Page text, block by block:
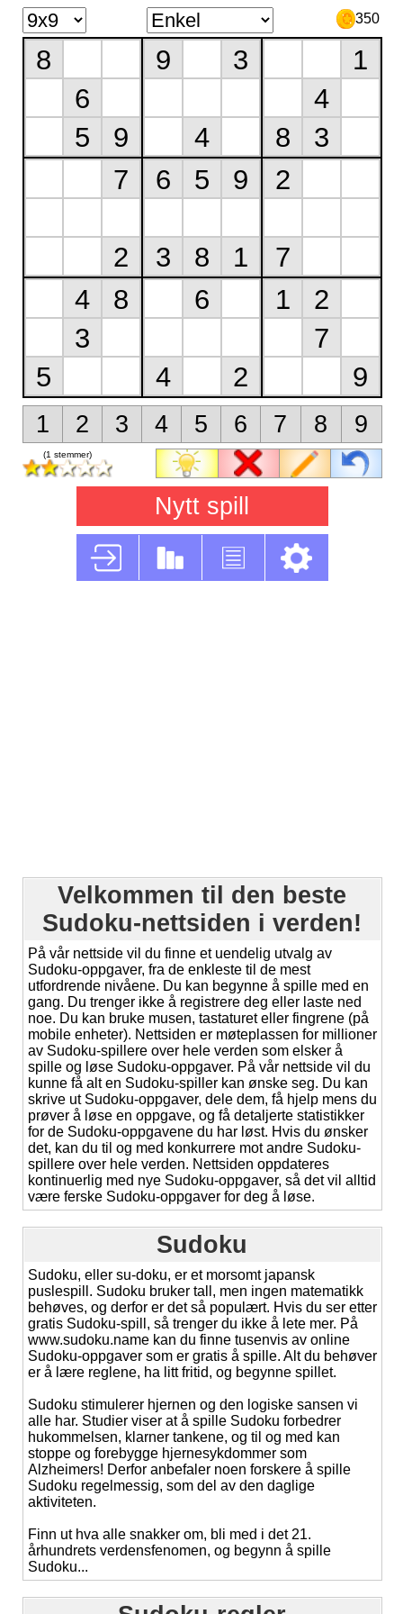
350
8
6
5
9
9 3
4
1
4
8
3
7
2
6 5 9
3 8 1
2
7
4
8
3
5
6
4 2
1
2
7
9
1 2 3 4 5 6 7 8 9
(1 stemmer)
Nytt spill
Velkommen til den beste
Sudoku-nettsiden i verden!
På vår nettside vil du finne et uendelig utvalg av
Sudoku-oppgaver, fra de enkleste til de mest
utfordrende nivåene. Du kan begynne å spille med en
gang. Du trenger ikke å registrere deg eller laste ned
noe. Du kan bruke musen, tastaturet eller fingrene (på
mobile enheter). Nettsiden er møteplassen for millioner
av Sudoku-spillere over hele verden som elsker å
spille og løse Sudoku-oppgaver. På vår nettside vil du
kunne få alt en Sudoku-spiller kan ønske seg. Du kan
skrive ut Sudoku-oppgaver, dele dem, få hjelp mens du
prøver å løse en oppgave, og få detaljerte statistikker
for de Sudoku-oppgavene du har løst. Hvis du ønsker
det, kan du til og med konkurrere mot andre Sudoku-
spillere over hele verden. Nettsiden oppdateres
kontinuerlig med nye Sudoku-oppgaver, så det vil alltid
være ferske Sudoku-oppgaver for deg å løse.
Sudoku
Sudoku, eller su-doku, er et morsomt japansk
puslespill. Sudoku bruker tall, men ingen matematikk
behøves, og derfor er det så populært. Hvis du ser etter
gratis Sudoku-spill, så trenger du ikke å lete mer. På
www.sudoku.name kan du finne tusenvis av online
Sudoku-oppgaver som er gratis å spille. Alt du behøver
er å lære reglene, ha litt fritid, og begynne spillet.
Sudoku stimulerer hjernen og den logiske sansen vi
alle har. Studier viser at å spille Sudoku forbedrer
hukommelsen, klarner tankene, og til og med kan
stoppe og forebygge hjernesykdommer som
Alzheimers! Derfor anbefaler noen forskere å spille
Sudoku regelmessig, som del av den daglige
aktiviteten.
Finn ut hva alle snakker om, bli med i det 21.
århundrets verdensfenomen, og begynn å spille
Sudoku...